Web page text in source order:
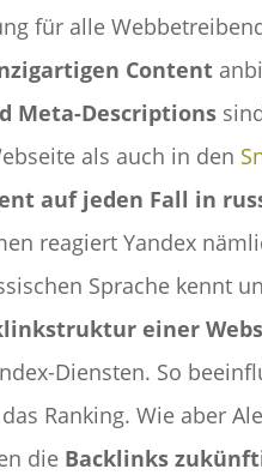
für alle
Content
Meta-Descriptions
als auch in den
auf jeden Fall in
reagiert Yandex
Sprache kennt
einer
Diensten. So
Ranking. Wie aber
die Backlinks